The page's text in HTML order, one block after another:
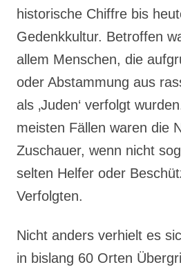
historische Chiffre bis
Gedenkkultur. Betroffen
allem Menschen, die
oder Abstammung aus
als ‚Juden‘ verfolgt
meisten Fällen waren die
Zuschauer, wenn nicht
selten Helfer oder
Verfolgten.
Nicht anders verhielt es
in bislang 60 Orten